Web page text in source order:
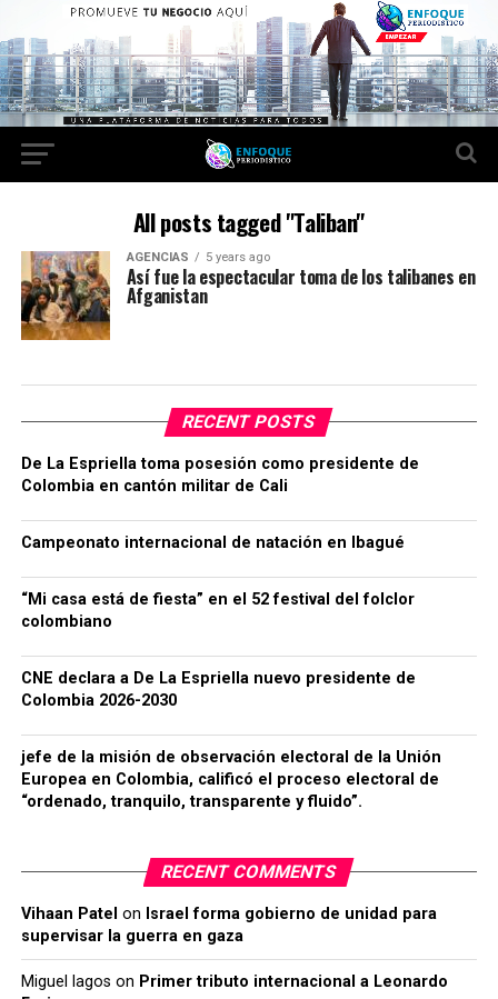
All posts tagged "Taliban"
AGENCIAS 5 years ago
Así fue la espectacular toma de los talibanes en
Afganistan
RECENT POSTS
De La Espriella toma posesión como presidente de
Colombia en cantón militar de Cali
Campeonato internacional de natación en Ibagué
“Mi casa está de fiesta” en el 52 festival del folclor
colombiano
CNE declara a De La Espriella nuevo presidente de
Colombia 2026-2030
jefe de la misión de observación electoral de la Unión
Europea en Colombia, calificó el proceso electoral de
“ordenado, tranquilo, transparente y fluido”.
RECENT COMMENTS
Vihaan Patel on Israel forma gobierno de unidad para
supervisar la guerra en gaza
Miguel lagos on Primer tributo internacional a Leonardo